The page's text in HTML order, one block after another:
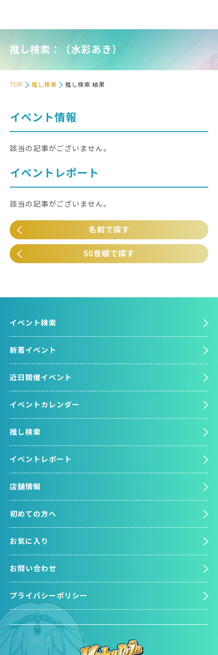
推し検索：（水彩あき）
TOP 推し検索 推し検索 結果
イベント情報
該当の記事がございません。
イベントレポート
該当の記事がございません。
名前で探す
50音順で探す
イベント検索
新着イベント
近日開催イベント
イベントカレンダー
推し検索
イベントレポート
店舗情報
初めての方へ
お気に入り
お問い合わせ
プライバシーポリシー